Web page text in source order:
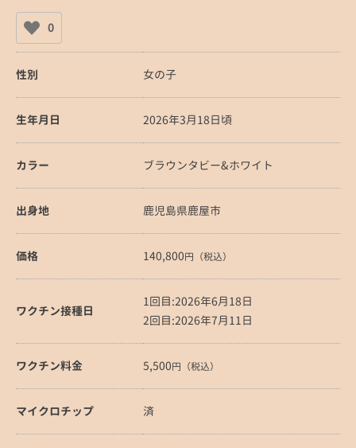
0
性別 女の子
生年月日 2026年3月18日頃
カラー ブラウンタビー&ホワイト
出身地 鹿児島県鹿屋市
価格 140,800円（税込）
ワクチン接種日
1回目:2026年6月18日
2回目:2026年7月11日
ワクチン料金 5,500円（税込）
マイクロチップ 済